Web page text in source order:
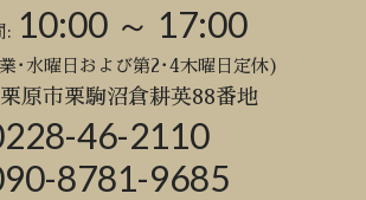
: 10:00 ～ 17:00
･水曜日および第2･4木曜日定休)
原市栗駒沼倉耕英88番地
46-2110
8781-9685